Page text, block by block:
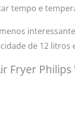
tempo e
de 12 litros
Fryer Philips